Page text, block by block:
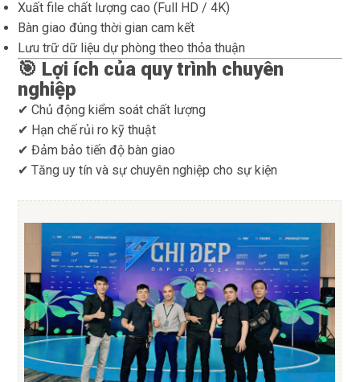
Xuất file chất lượng cao (Full HD / 4K)
Bàn giao đúng thời gian cam kết
Lưu trữ dữ liệu dự phòng theo thỏa thuận
🎯 Lợi ích của quy trình chuyên
nghiệp
✔ Chủ động kiểm soát chất lượng
✔ Hạn chế rủi ro kỹ thuật
✔ Đảm bảo tiến độ bàn giao
✔ Tăng uy tín và sự chuyên nghiệp cho sự kiện